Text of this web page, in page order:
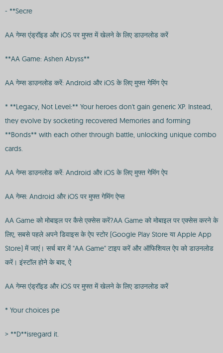
- **Secre
AA गेम्स एंड्रॉइड और iOS पर मुफ्त में खेलने के लिए डाउनलोड करें
**AA Game: Ashen Abyss**
AA गेम्स डाउनलोड करें: Android और iOS के लिए मुफ्त गेमिंग ऐप
* **Legacy, Not Level:** Your heroes don't gain generic XP. Instead,
they evolve by socketing recovered Memories and forming
**Bonds** with each other through battle, unlocking unique combo
cards.
AA गेम्स डाउनलोड करें: Android और iOS के लिए मुफ्त गेमिंग ऐप
AA गेम्स: Android और iOS पर मुफ्त गेमिंग ऐप्स
AA Game को मोबाइल पर कैसे एक्सेस करें?AA Game को मोबाइल पर एक्सेस करने के
लिए, सबसे पहले अपने डिवाइस के ऐप स्टोर (Google Play Store या Apple App
Store) में जाएं। सर्च बार में "AA Game" टाइप करें और ऑफिशियल ऐप को डाउनलोड
करें। इंस्टॉल होने के बाद, ऐ
AA गेम्स एंड्रॉइड और iOS पर मुफ्त में खेलने के लिए डाउनलोड करें
* Your choices pe
> **D**isregard it.